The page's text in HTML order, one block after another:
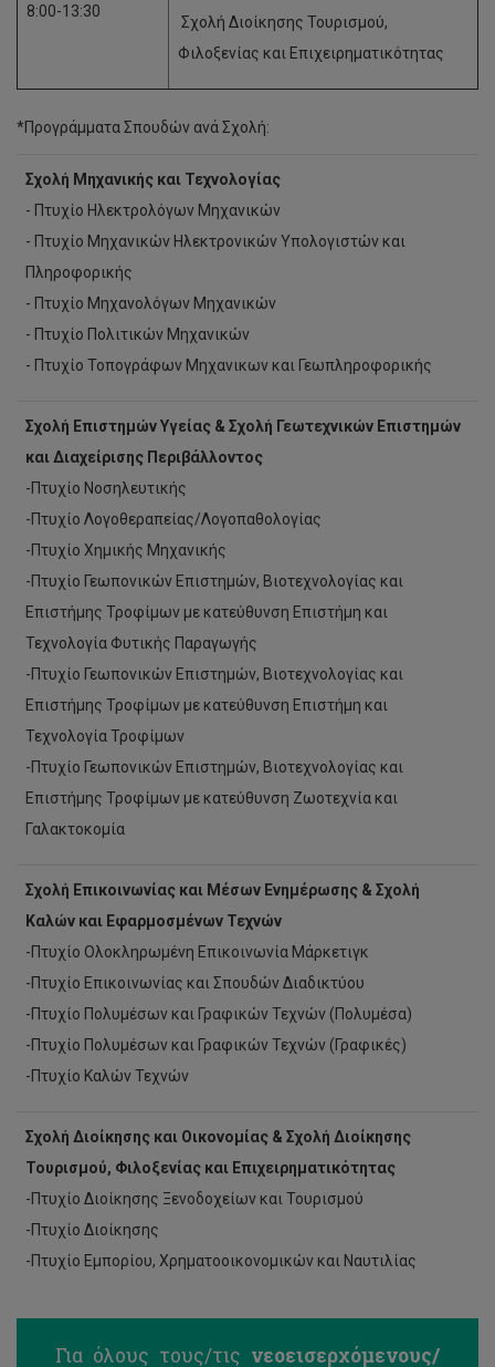
8:00-13:30
Σχολή Διοίκησης Τουρισμού,
Φιλοξενίας και Επιχειρηματικότητας
*Προγράμματα Σπουδών ανά Σχολή:
Σχολή Μηχανικής και Τεχνολογίας
- Πτυχίο Ηλεκτρολόγων Μηχανικών
- Πτυχίο Μηχανικών Ηλεκτρονικών Υπολογιστών και
Πληροφορικής
- Πτυχίο Μηχανολόγων Μηχανικών
- Πτυχίο Πολιτικών Μηχανικών
- Πτυχίο Τοπογράφων Μηχανικων και Γεωπληροφορικής
Σχολή Επιστημών Υγείας & Σχολή Γεωτεχνικών Επιστημών
και Διαχείρισης Περιβάλλοντος
-Πτυχίο Νοσηλευτικής
-Πτυχίο Λογοθεραπείας/Λογοπαθολογίας
-Πτυχίο Χημικής Μηχανικής
-Πτυχίο Γεωπονικών Επιστημών, Βιοτεχνολογίας και
Επιστήμης Τροφίμων με κατεύθυνση Επιστήμη και
Τεχνολογία Φυτικής Παραγωγής
-Πτυχίο Γεωπονικών Επιστημών, Βιοτεχνολογίας και
Επιστήμης Τροφίμων με κατεύθυνση Επιστήμη και
Τεχνολογία Τροφίμων
-Πτυχίο Γεωπονικών Επιστημών, Βιοτεχνολογίας και
Επιστήμης Τροφίμων με κατεύθυνση Ζωοτεχνία και
Γαλακτοκομία
Σχολή Επικοινωνίας και Μέσων Ενημέρωσης & Σχολή
Καλών και Εφαρμοσμένων Τεχνών
-Πτυχίο Ολοκληρωμένη Επικοινωνία Μάρκετιγκ
-Πτυχίο Επικοινωνίας και Σπουδών Διαδικτύου
-Πτυχίο Πολυμέσων και Γραφικών Τεχνών (Πολυμέσα)
-Πτυχίο Πολυμέσων και Γραφικών Τεχνών (Γραφικές)
-Πτυχίο Καλών Τεχνών
Σχολή Διοίκησης και Οικονομίας & Σχολή Διοίκησης
Τουρισμού, Φιλοξενίας και Επιχειρηματικότητας
-Πτυχίο Διοίκησης Ξενοδοχείων και Τουρισμού
-Πτυχίο Διοίκησης
-Πτυχίο Εμπορίου, Χρηματοοικονομικών και Ναυτιλίας
Για όλους τους/τις νεοεισερχόμενους/